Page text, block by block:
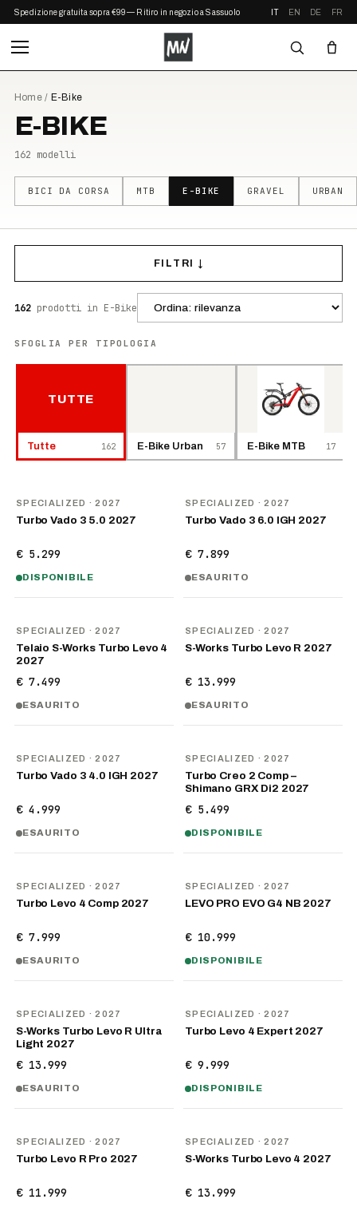
Spedizione gratuita sopra €99 — Ritiro in negozio a Sassuolo IT EN DE FR
Home/ E-Bike
E-BIKE
162 modelli
BICI DA CORSA MTB E-BIKE GRAVEL URBAN
FILTRI ↓
162 prodotti in E-Bike
SFOGLIA PER TIPOLOGIA
TUTTE
Tutte 162 E-Bike Urban 57 E-Bike MTB 17
SPECIALIZED · 2027
Turbo Vado 3 5.0 2027
€ 5.299
DISPONIBILE
SPECIALIZED · 2027
Turbo Vado 3 6.0 IGH 2027
€ 7.899
ESAURITO
SPECIALIZED · 2027
Telaio S-Works Turbo Levo 4
2027
€ 7.499
ESAURITO
SPECIALIZED · 2027
S-Works Turbo Levo R 2027
€ 13.999
ESAURITO
SPECIALIZED · 2027
Turbo Vado 3 4.0 IGH 2027
€ 4.999
ESAURITO
SPECIALIZED · 2027
Turbo Creo 2 Comp –
Shimano GRX Di2 2027
€ 5.499
DISPONIBILE
SPECIALIZED · 2027
Turbo Levo 4 Comp 2027
€ 7.999
ESAURITO
SPECIALIZED · 2027
LEVO PRO EVO G4 NB 2027
€ 10.999
DISPONIBILE
SPECIALIZED · 2027
S-Works Turbo Levo R Ultra
Light 2027
€ 13.999
ESAURITO
SPECIALIZED · 2027
Turbo Levo 4 Expert 2027
€ 9.999
DISPONIBILE
SPECIALIZED · 2027
Turbo Levo R Pro 2027
€ 11.999
SPECIALIZED · 2027
S-Works Turbo Levo 4 2027
€ 13.999